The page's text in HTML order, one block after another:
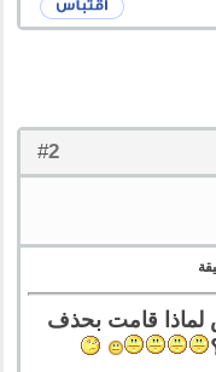
#
2
قامت بحذف